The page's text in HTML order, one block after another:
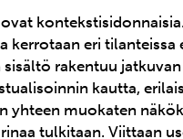
kerrotaan eri tilanteissa
sisältö rakentuu jatkuvan
kautta,
yhteen muokaten
tulkitaan. Viittaan